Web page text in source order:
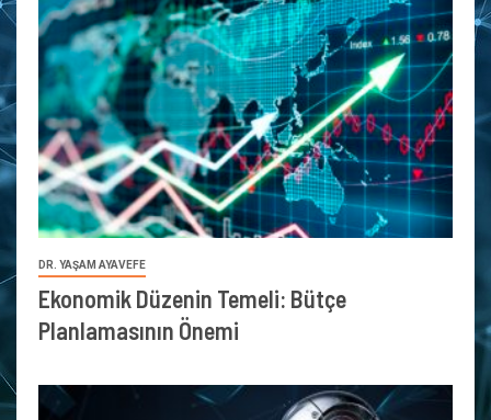
DR. YAŞAM AYAVEFE
Ekonomik Düzenin Temeli: Bütçe
Planlamasının Önemi